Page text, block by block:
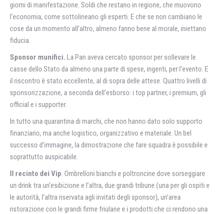
giorni di manifestazione. Soldi che restano in regione, che muovono
l’economia, come sottolineano gli esperti. E che se non cambiano le
cose da un momento all’altro, almeno fanno bene al morale, iniettano
fiducia.
Sponsor munifici. La Pan aveva cercato sponsor per sollevare le
casse dello Stato da almeno una parte di spese, ingenti, per l’evento. E
il riscontro è stato eccellente, al di sopra delle attese. Quattro livelli di
sponsorizzazione, a seconda dell’esborso: i top partner, i premium, gli
official e i supporter.
In tutto una quarantina di marchi, che non hanno dato solo supporto
finanziario, ma anche logistico, organizzativo e materiale. Un bel
successo d’immagine, la dimostrazione che fare squadra è possibile e
soprattutto auspicabile.
Il recinto dei Vip. Ombrelloni bianchi e poltroncine dove sorseggiare
un drink tra un’esibizione e l’altra, due grandi tribune (una per gli ospiti e
le autorità, l’altra riservata agli invitati degli sponsor), un’area
ristorazione con le grandi firme friulane e i prodotti che ci rendono una